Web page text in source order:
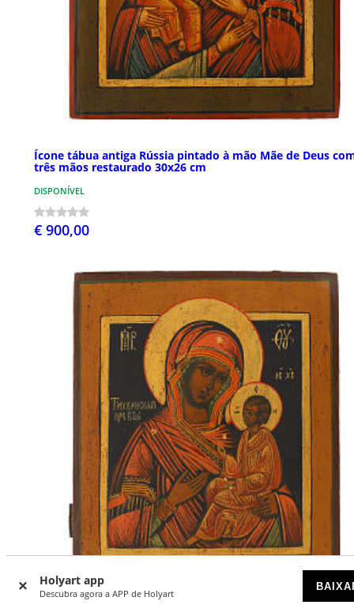
Holyart app
Descubra agora a APP de Holyart
Ícone tábua antiga Rússia pintado à mão Mãe de Deus
três mãos restaurado 30x26 cm
DISPONÍVEL
€ 900,00